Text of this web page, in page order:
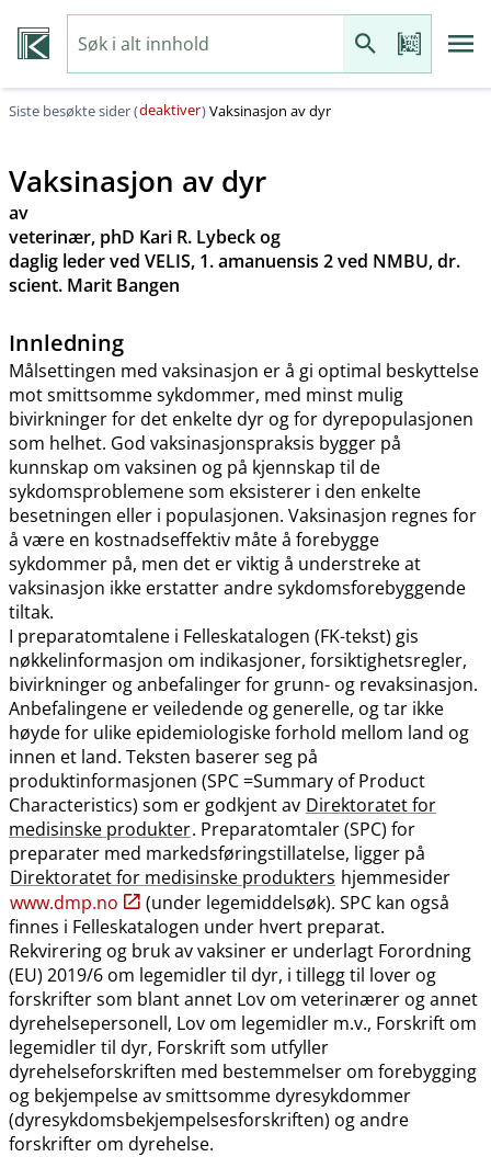
Siste besøkte sider (deaktiver)Vaksinasjon av dyr
Vaksinasjon av dyr
av
veterinær, phD Kari R. Lybeck og
daglig leder ved VELIS, 1. amanuensis 2 ved NMBU, dr.
scient. Marit Bangen
Innledning
Målsettingen med vaksinasjon er å gi optimal beskyttelse
mot smittsomme sykdommer, med minst mulig
bivirkninger for det enkelte dyr og for dyrepopulasjonen
som helhet. God vaksinasjonspraksis bygger på
kunnskap om vaksinen og på kjennskap til de
sykdomsproblemene som eksisterer i den enkelte
besetningen eller i populasjonen. Vaksinasjon regnes for
å være en kostnadseffektiv måte å forebygge
sykdommer på, men det er viktig å understreke at
vaksinasjon ikke erstatter andre sykdomsforebyggende
tiltak.
I preparatomtalene i Felleskatalogen (FK-tekst) gis
nøkkelinformasjon om indikasjoner, forsiktighetsregler,
bivirkninger og anbefalinger for grunn- og revaksinasjon.
Anbefalingene er veiledende og generelle, og tar ikke
høyde for ulike epidemiologiske forhold mellom land og
innen et land. Teksten baserer seg på
produktinformasjonen (SPC =Summary of Product
Characteristics) som er godkjent av Direktoratet for
medisinske produkter. Preparatomtaler (SPC) for
preparater med markedsføringstillatelse, ligger på
Direktoratet for medisinske produkters hjemmesider
www.dmp.no
(under legemiddelsøk). SPC kan også
finnes i Felleskatalogen under hvert preparat.
Rekvirering og bruk av vaksiner er underlagt Forordning
(EU) 2019/6 om legemidler til dyr, i tillegg til lover og
forskrifter som blant annet Lov om veterinærer og annet
dyrehelsepersonell, Lov om legemidler m.v., Forskrift om
legemidler til dyr, Forskrift som utfyller
dyrehelseforskriften med bestemmelser om forebygging
og bekjempelse av smittsomme dyresykdommer
(dyresykdomsbekjempelsesforskriften) og andre
forskrifter om dyrehelse.